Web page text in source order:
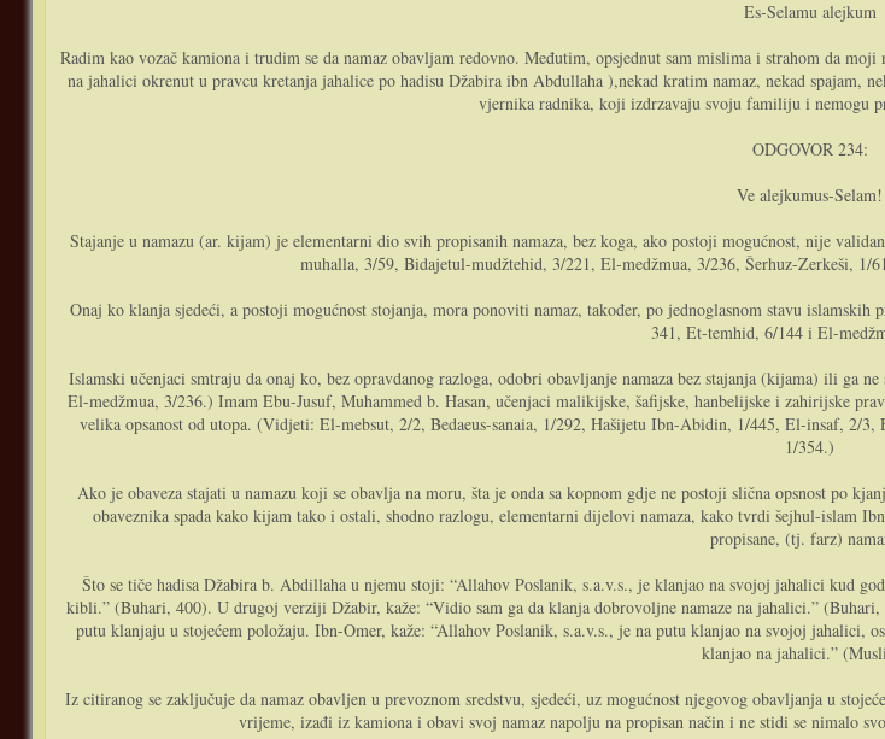
Es-Selamu alejkum
Radim kao vozač kamiona i trudim se da namaz obavljam redovno. Međutim, opsjednut sam mislima i strahom da
na jahalici okrenut u pravcu kretanja jahalice po hadisu Džabira ibn Abdullaha ),nekad kratim namaz, nekad
vjernika radnika, koji izdrzavaju svoju familiju i nemogu
ODGOVOR 234:
Ve alejkumus-Selam!
Stajanje u namazu (ar. kijam) je elementarni dio svih propisanih namaza, bez koga, ako postoji mogućnost, nije
muhalla, 3/59, Bidajetul-mudžtehid, 3/221, El-medžmua, 3/236, Šerhuz-Zerkeši,
Onaj ko klanja sjedeći, a postoji mogućnost stojanja, mora ponoviti namaz, također, po jednoglasnom stavu
341, Et-temhid, 6/144 i El-
Islamski učenjaci smtraju da onaj ko, bez opravdanog razloga, odobri obavljanje namaza bez stajanja (kijama) ili ga
El-medžmua, 3/236.) Imam Ebu-Jusuf, Muhammed b. Hasan, učenjaci malikijske, šafijske, hanbelijske i zahirijske
velika opsanost od utopa. (Vidjeti: El-mebsut, 2/2, Bedaeus-sanaia, 1/292, Hašijetu Ibn-Abidin, 1/445, El-insaf,
1/354.)
Ako je obaveza stajati u namazu koji se obavlja na moru, šta je onda sa kopnom gdje ne postoji slična opsnost po
obaveznika spada kako kijam tako i ostali, shodno razlogu, elementarni dijelovi namaza, kako tvrdi šejhul-
propisane, (tj. farz)
Što se tiče hadisa Džabira b. Abdillaha u njemu stoji: “Allahov Poslanik, s.a.v.s., je klanjao na svojoj jahalici kud
kibli.” (Buhari, 400). U drugoj verziji Džabir, kaže: “Vidio sam ga da klanja dobrovoljne namaze na jahalici.”
putu klanjaju u stojećem položaju. Ibn-Omer, kaže: “Allahov Poslanik, s.a.v.s., je na putu klanjao na svojoj
klanjao na jahalici.”
Iz citiranog se zaključuje da namaz obavljen u prevoznom sredstvu, sjedeći, uz mogućnost njegovog obavljanja u
vrijeme, izađi iz kamiona i obavi svoj namaz napolju na propisan način i ne stidi se nimalo